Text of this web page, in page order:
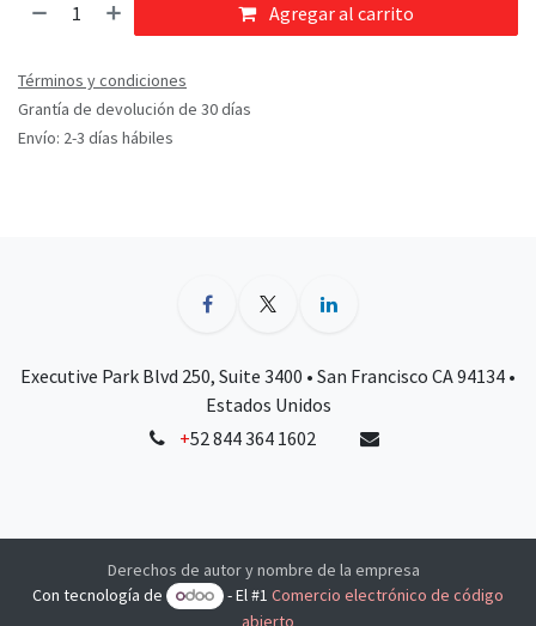
Agregar al carrito
Términos y condiciones
Grantía de devolución de 30 días
Envío: 2-3 días hábiles
Executive Park Blvd 250, Suite 3400 • San Francisco CA 94134 •
Estados Unidos
+52 844 364 1602
Derechos de autor y nombre de la empresa
Con tecnología de
- El #1Comercio electrónico de código
abierto